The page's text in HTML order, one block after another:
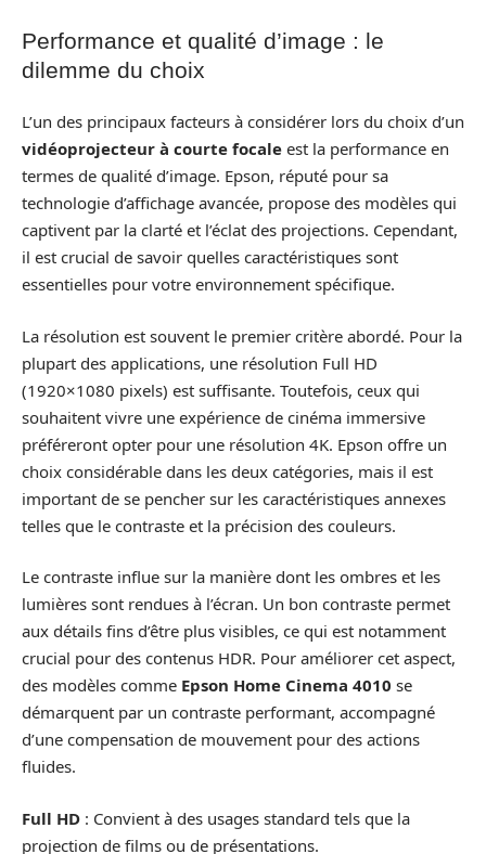
Performance et qualité d’image : le
dilemme du choix
L’un des principaux facteurs à considérer lors du choix d’un
vidéoprojecteur à courte focale est la performance en
termes de qualité d’image. Epson, réputé pour sa
technologie d’affichage avancée, propose des modèles qui
captivent par la clarté et l’éclat des projections. Cependant,
il est crucial de savoir quelles caractéristiques sont
essentielles pour votre environnement spécifique.
La résolution est souvent le premier critère abordé. Pour la
plupart des applications, une résolution Full HD
(1920×1080 pixels) est suffisante. Toutefois, ceux qui
souhaitent vivre une expérience de cinéma immersive
préféreront opter pour une résolution 4K. Epson offre un
choix considérable dans les deux catégories, mais il est
important de se pencher sur les caractéristiques annexes
telles que le contraste et la précision des couleurs.
Le contraste influe sur la manière dont les ombres et les
lumières sont rendues à l’écran. Un bon contraste permet
aux détails fins d’être plus visibles, ce qui est notamment
crucial pour des contenus HDR. Pour améliorer cet aspect,
des modèles comme Epson Home Cinema 4010 se
démarquent par un contraste performant, accompagné
d’une compensation de mouvement pour des actions
fluides.
Full HD : Convient à des usages standard tels que la
projection de films ou de présentations.